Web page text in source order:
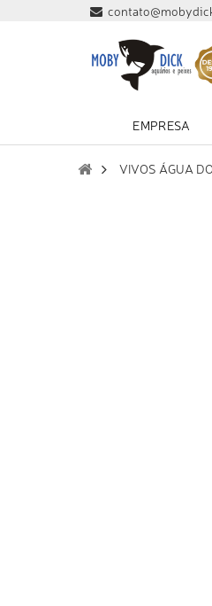
EMPRESA
VIVOS ÁGUA